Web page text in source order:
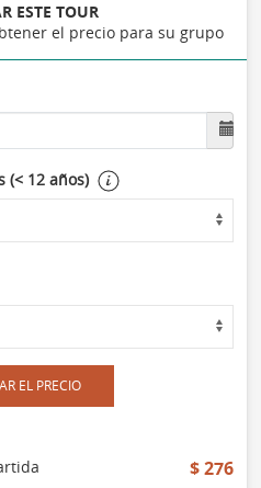
ESTE TOUR
el precio para su grupo
(< 12 años)
EL PRECIO
$ 276